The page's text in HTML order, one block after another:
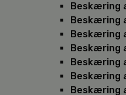
Beskæring
Beskæring
Beskæring
Beskæring
Beskæring
Beskæring